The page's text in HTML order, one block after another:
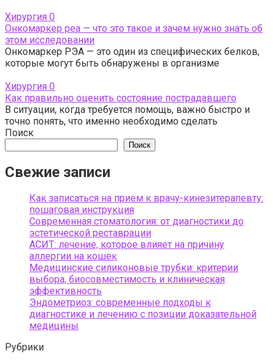
Хирургия 0
Онкомаркер реа — что это такое и зачем нужно знать об
этом исследовании
Онкомаркер РЭА — это один из специфических белков,
которые могут быть обнаружены в организме
Хирургия 0
Как правильно оценить состояние пострадавшего
В ситуации, когда требуется помощь, важно быстро и
точно понять, что именно необходимо сделать
Поиск
Поиск
Свежие записи
Как записаться на прием к врачу-кинезитерапевту:
пошаговая инструкция
Современная стоматология: от диагностики до
эстетической реставрации
АСИТ: лечение, которое влияет на причину
аллергии на кошек
Медицинские силиконовые трубки: критерии
выбора, биосовместимость и клиническая
эффективность
Эндометриоз: современные подходы к
диагностике и лечению с позиции доказательной
медицины
Рубрики